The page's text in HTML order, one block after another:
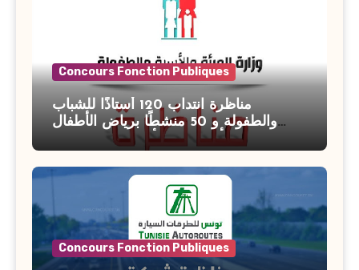
Concours Fonction Publiques
مناظرة انتداب 120 أستاذًا للشباب
والطفولة و 50 منشطًا برياض الأطفال
بوزارة الأسرة والمرأة والطفولة وكبار
Concours Fonction Publiques